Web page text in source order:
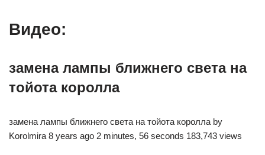
Видео:
замена лампы ближнего света на
тойота королла
замена лампы ближнего света на тойота королла by
Korolmira 8 years ago 2 minutes, 56 seconds 183,743 views